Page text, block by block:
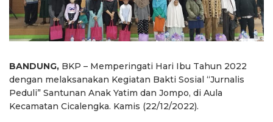
BANDUNG, BKP – Memperingati Hari Ibu Tahun 2022
dengan melaksanakan Kegiatan Bakti Sosial “Jurnalis
Peduli” Santunan Anak Yatim dan Jompo, di Aula
Kecamatan Cicalengka. Kamis (22/12/2022).